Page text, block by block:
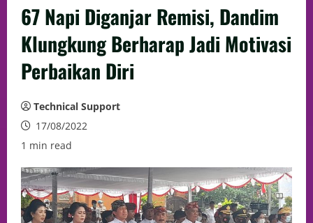
67 Napi Diganjar Remisi, Dandim
Klungkung Berharap Jadi Motivasi
Perbaikan Diri
Technical Support
17/08/2022
1 min read